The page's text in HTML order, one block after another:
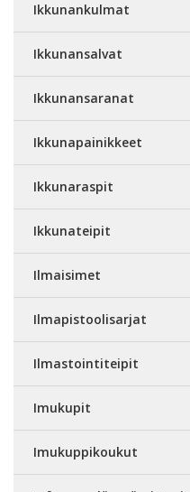
Ikkunankulmat
Ikkunansalvat
Ikkunansaranat
Ikkunapainikkeet
Ikkunaraspit
Ikkunateipit
Ilmaisimet
Ilmapistoolisarjat
Ilmastointiteipit
Imukupit
Imukuppikoukut